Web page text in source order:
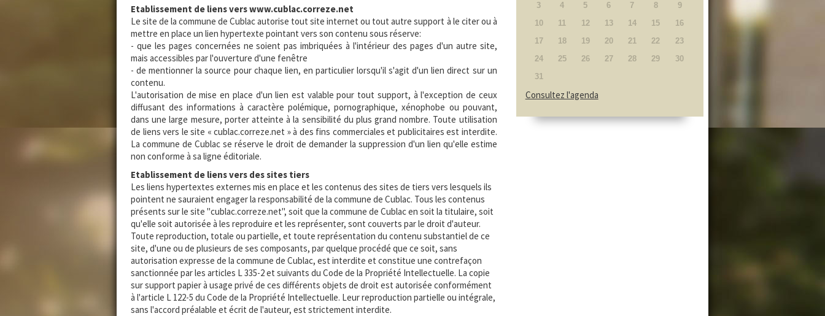
Etablissement de liens vers www.cublac.correze.net
Le site de la commune de Cublac autorise tout site internet ou tout autre support à le citer ou à
mettre en place un lien hypertexte pointant vers son contenu sous réserve:
- que les pages concernées ne soient pas imbriquées à l'intérieur des pages d'un autre site,
mais accessibles par l'ouverture d'une fenêtre
- de mentionner la source pour chaque lien, en particulier lorsqu'il s'agit d'un lien direct sur un
contenu.
L'autorisation de mise en place d'un lien est valable pour tout support, à l'exception de ceux
diffusant des informations à caractère polémique, pornographique, xénophobe ou pouvant,
dans une large mesure, porter atteinte à la sensibilité du plus grand nombre. Toute utilisation
de liens vers le site « cublac.correze.net » à des fins commerciales et publicitaires est interdite.
La commune de Cublac se réserve le droit de demander la suppression d'un lien qu'elle estime
non conforme à sa ligne éditoriale.
Etablissement de liens vers des sites tiers
Les liens hypertextes externes mis en place et les contenus des sites de tiers vers lesquels ils
pointent ne sauraient engager la responsabilité de la commune de Cublac. Tous les contenus
présents sur le site "cublac.correze.net", soit que la commune de Cublac en soit la titulaire, soit
qu'elle soit autorisée à les reproduire et les représenter, sont couverts par le droit d'auteur.
Toute reproduction, totale ou partielle, et toute représentation du contenu substantiel de ce
site, d'une ou de plusieurs de ses composants, par quelque procédé que ce soit, sans
autorisation expresse de la commune de Cublac, est interdite et constitue une contrefaçon
sanctionnée par les articles L 335-2 et suivants du Code de la Propriété Intellectuelle. La copie
sur support papier à usage privé de ces différents objets de droit est autorisée conformément
à l'article L 122-5 du Code de la Propriété Intellectuelle. Leur reproduction partielle ou intégrale,
sans l'accord préalable et écrit de l'auteur, est strictement interdite.
3
4 5 6 7 8
9
10
11 12 13 14 15
16
17
18 19 20 21 22
23
24
25 26 27 28 29
30
31
Consultez l'agenda